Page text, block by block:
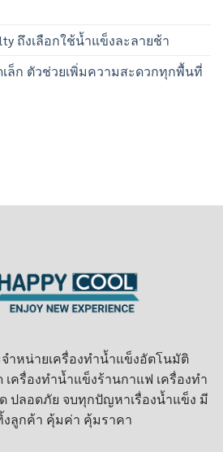
ถึงเลือกใช้น้ำแข็งละลายช้า
ล็ก ตัวช่วยเพิ่มความสะดวกทุกพื้นที่
จำหน่ายเครื่องทำน้ำแข็งอัตโนมัติ
เครื่องทําน้ำแข็งร้านกาแฟ เครื่องทำ
ปลอดภัย จบทุกปัญหาเรื่องน้ำแข็ง มี
ลูกค้า คุ้มค่า คุ้มราคา